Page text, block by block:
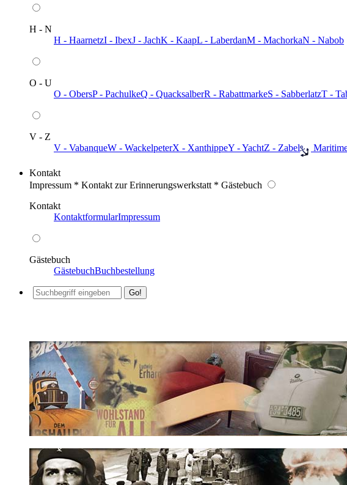
H - N
H - HaarnetzI - IbexJ - JachK - KaapL - LaberdanM - MachorkaN - Nabob
O - U
O - ObersP - PachulkeQ - QuacksalberR - RabattmarkeS - SabberlatzT -
V - Z
V - VabanqueW - WackelpeterX - XanthippeY - YachtZ - Zabel
Kontakt
Impressum * Kontakt zur Erinnerungswerkstatt * Gästebuch
Kontakt
KontaktformularImpressum
Gästebuch
GästebuchBuchbestellung